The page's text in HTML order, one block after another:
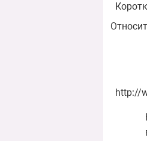
http://